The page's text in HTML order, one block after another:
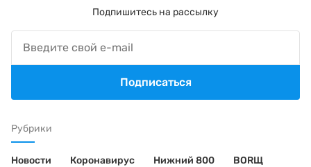
Рубрики
Новости Коронавирус Нижний 800 BORЩ
Подпишитесь на рассылку
Подписаться